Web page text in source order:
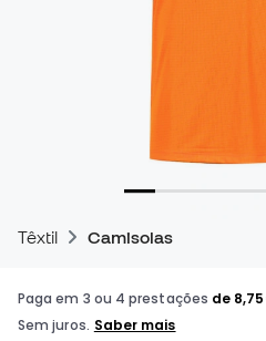
Têxtil Camisolas